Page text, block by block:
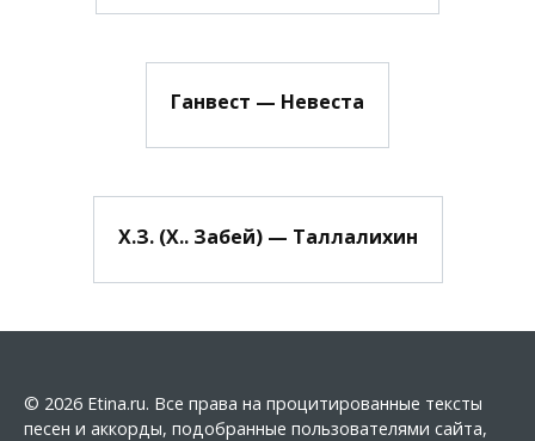
Ганвест — Невеста
Х.З. (Х.. Забей) — Таллалихин
© 2026 Etina.ru. Все права на процитированные тексты
песен и аккорды, подобранные пользователями сайта,